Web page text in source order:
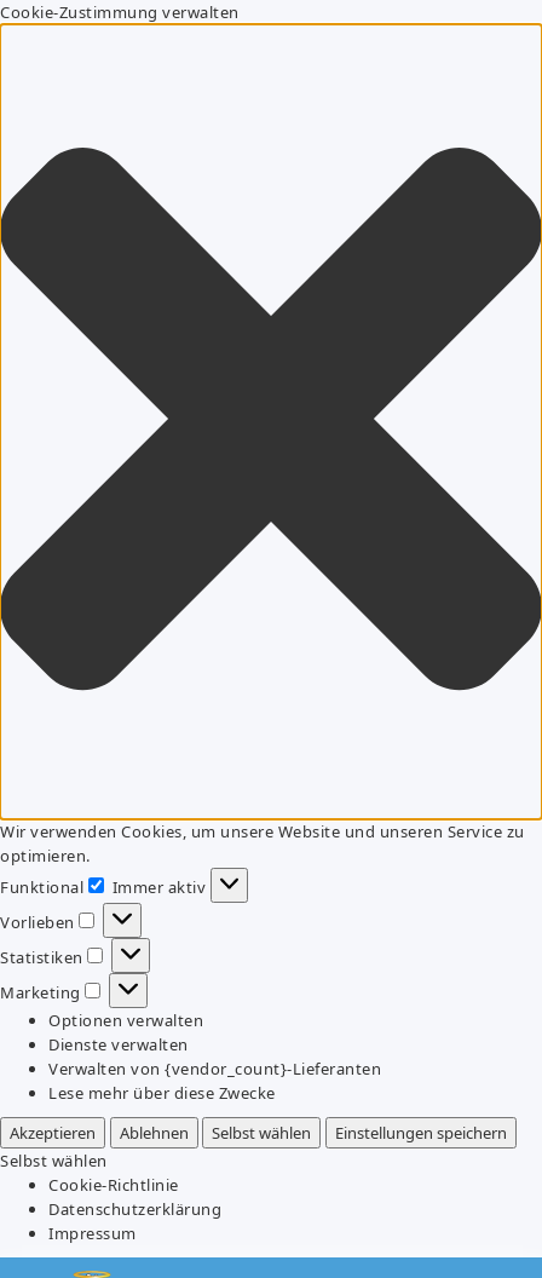
Cookie-Zustimmung verwalten
Wir verwenden Cookies, um unsere Website und unseren Service zu
optimieren.
Funktional
Funktional
Immer aktiv
Vorlieben
Vorlieben
Statistiken
Statistiken
Marketing
Marketing
Optionen verwalten
Dienste verwalten
Verwalten von {vendor_count}-Lieferanten
Lese mehr über diese Zwecke
Akzeptieren
Ablehnen Selbst wählen
Einstellungen speichern
Selbst wählen
Cookie-Richtlinie
Datenschutzerklärung
Impressum